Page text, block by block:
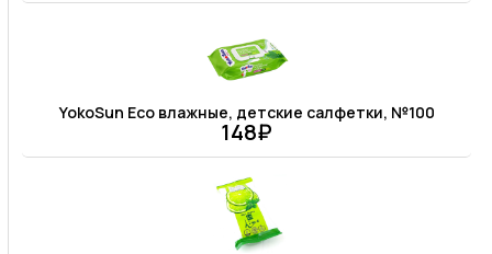
YokoSun Eco влажные, детские салфетки, №100
148₽